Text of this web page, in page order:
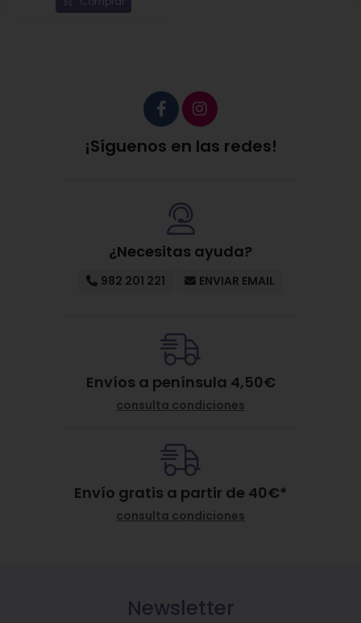
Como último paso no te olvides de la
¡Síguenos en las redes!
¿Necesitas ayuda?
982 201 221 ENVIAR EMAIL
Envíos a península 4,50€
consulta condiciones
Envío gratis a partir de 40€*
consulta condiciones
Newsletter